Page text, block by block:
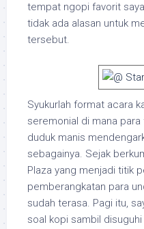
tempat ngopi favorit
tidak ada alasan untuk
tersebut.
Syukurlah format acara
seremonial di mana
duduk manis
sebagainya. Sejak
Plaza yang menjadi titik
pemberangkatan para
sudah terasa. Pagi itu,
soal kopi sambil